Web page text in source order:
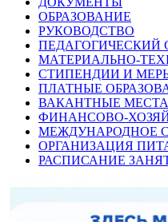
ОБРАЗОВАНИЕ
РУКОВОДСТВО
ПЕДАГОГИЧЕСКИЙ
МАТЕРИАЛЬНО-
СТИПЕНДИИ И
ПЛАТНЫЕ
ВАКАНТНЫЕ
ФИНАНСОВО-
МЕЖДУНАРОДНОЕ
ОРГАНИЗАЦИЯ
РАСПИСАНИЕ